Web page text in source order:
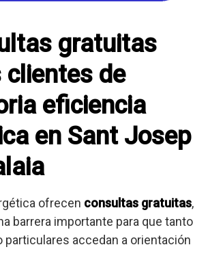
gratuitas
clientes de
eficiencia
en Sant Josep
ofrecen consultas gratuitas,
barrera importante para que tanto
accedan a orientación